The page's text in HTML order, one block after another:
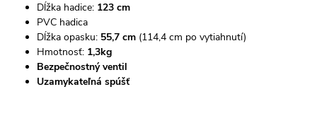
Dĺžka hadice: 123 cm
PVC hadica
Dĺžka opasku: 55,7 cm (114,4 cm po vytiahnutí)
Hmotnosť: 1,3kg
Bezpečnostný ventil
Uzamykateľná spúšť